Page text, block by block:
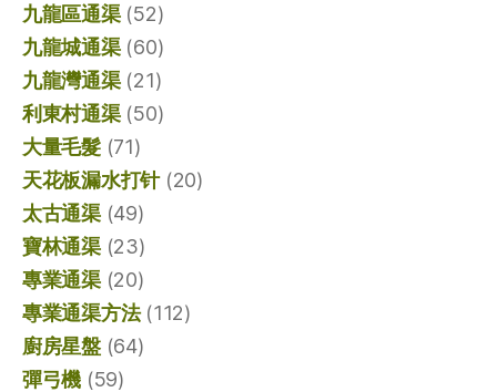
九龍區通渠(52)
九龍城通渠(60)
九龍灣通渠(21)
利東村通渠(50)
大量毛髮(71)
天花板漏水打针(20)
太古通渠(49)
寶林通渠(23)
專業通渠(20)
專業通渠方法(112)
廚房星盤(64)
彈弓機 (59)